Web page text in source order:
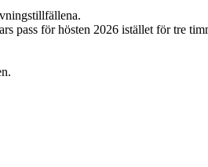
pass för hösten 2026 istället för tre